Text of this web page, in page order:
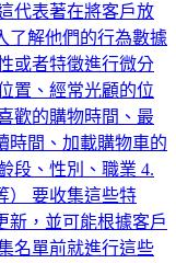
代表著在將客戶放
了解他們的行為數據
或者特徵進行微分
置、經常光顧的位
歡的購物時間、最
時間、加載購物車的
段、性別、職業 4.
） 要收集這些特
新，並可能根據客戶
名單前就進行這些